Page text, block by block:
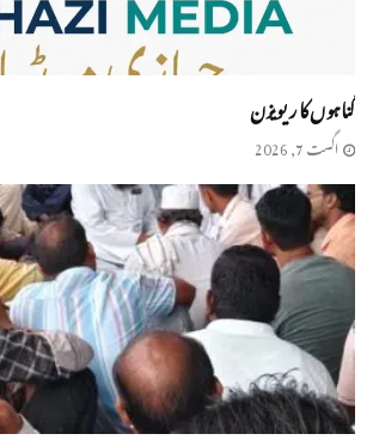
گناہوں کا ریویزن
اگست 7, 2026